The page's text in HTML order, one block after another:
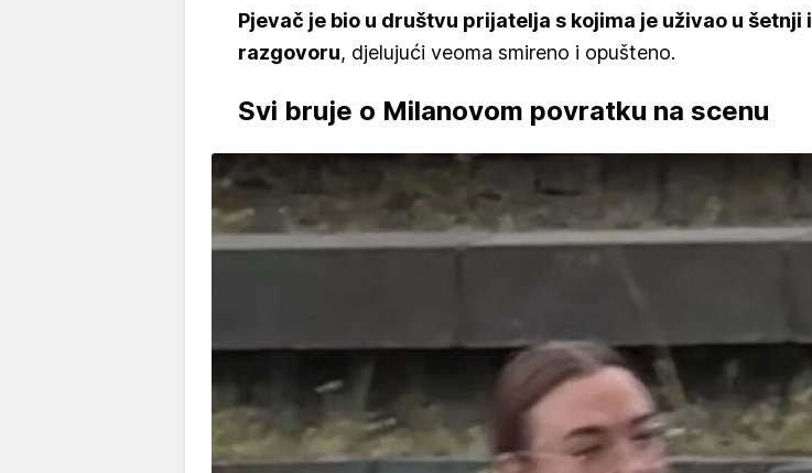
Pjevač je bio u društvu prijatelja s kojima je uživao u šetnji i
razgovoru, djelujući veoma smireno i opušteno.
Svi bruje o Milanovom povratku na scenu